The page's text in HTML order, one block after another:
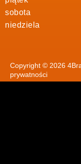
sobota
niedziela
Copyright © 2026
prywatności